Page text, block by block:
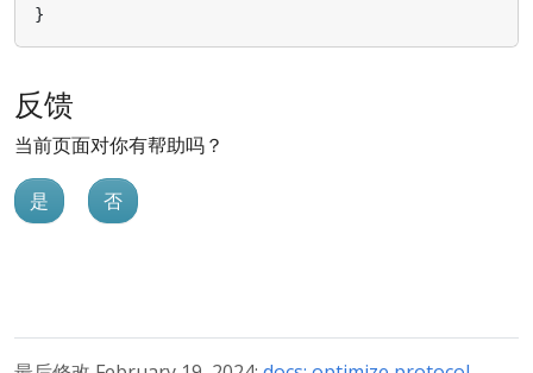
}
反馈
当前页面对你有帮助吗？
是 否